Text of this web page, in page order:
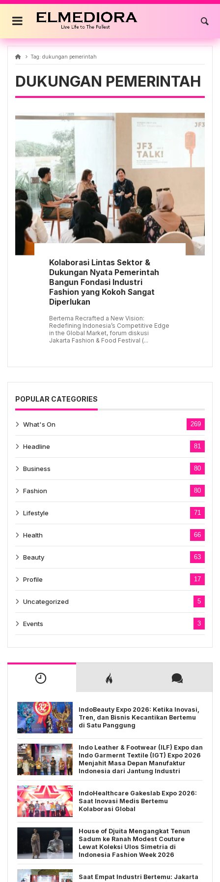
Skip
content
Tag: dukungan pemerintah
DUKUNGAN PEMERINTAH
Kolaborasi Lintas Sektor &
Dukungan Nyata Pemerintah
Bangun Fondasi Industri
Fashion yang Kokoh Sangat
Diperlukan
Bertema Recrafted a New Vision:
Redefining Indonesia’s Competitive Edge
in the Global Market, forum diskusi
Jakarta Fashion & Food Festival (...
POPULAR CATEGORIES
What's On 269
Headline 81
Business 80
Fashion 80
Lifestyle 71
Health 66
Beauty 63
Profile 17
Uncategorized 5
Events 3
IndoBeauty Expo 2026: Ketika Inovasi,
Tren, dan Bisnis Kecantikan Bertemu
di Satu Panggung
Indo Leather & Footwear (ILF) Expo dan
Indo Garmernt Textile (IGT) Expo 2026
Menjahit Masa Depan Manufaktur
Indonesia dari Jantung Industri
IndoHealthcare Gakeslab Expo 2026:
Saat Inovasi Medis Bertemu
Kolaborasi Global
House of Djuita Mengangkat Tenun
Sadum ke Ranah Modest Couture
Lewat Koleksi Ulos Simetria di
Indonesia Fashion Week 2026
Saat Empat Industri Bertemu: Jakarta